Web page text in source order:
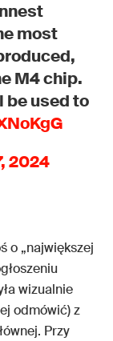
most
M4 chip.
be used to
2024
o „największej
wizualnie
odmówić) z
Przy